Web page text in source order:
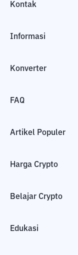
Kontak
Informasi
Konverter
FAQ
Artikel Populer
Harga Crypto
Belajar Crypto
Edukasi